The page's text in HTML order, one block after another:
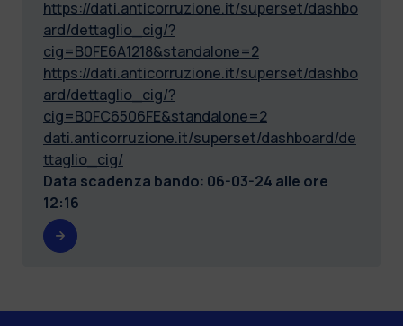
https://dati.anticorruzione.it/superset/dashbo
ard/dettaglio_cig/?
cig=B0FE6A1218&standalone=2
https://dati.anticorruzione.it/superset/dashbo
ard/dettaglio_cig/?
cig=B0FC6506FE&standalone=2
dati.anticorruzione.it/superset/dashboard/de
ttaglio_cig/
Data scadenza bando: 06-03-24 alle ore
12:16